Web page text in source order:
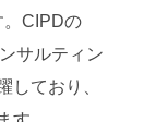
。CIPDの
サルティン
しており、